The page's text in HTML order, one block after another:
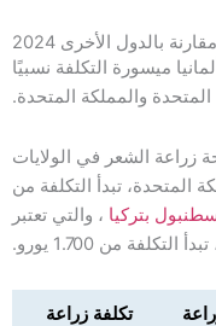
بالدول الأخرى 2024
ميسورة التكلفة نسبيًا
والمملكة المتحدة.
زراعة الشعر في الولايات
في المملكة المتحدة، تبدأ التكلفة من
بتركيا ، والتي تعتبر
من 1.700 يورو.
تكلفة زراعة